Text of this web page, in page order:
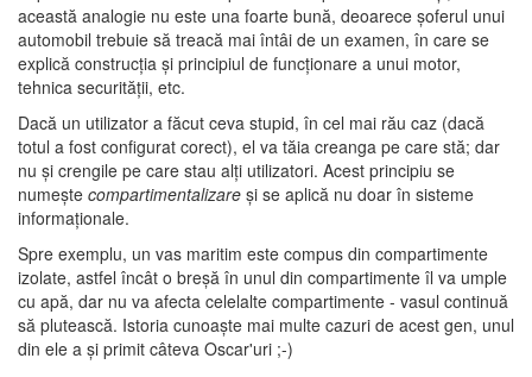
această analogie nu este una foarte bună, deoarece şoferul unui
automobil trebuie să treacă mai întâi de un examen, în care se
explică construcţia şi principiul de funcţionare a unui motor,
tehnica securităţii, etc.
Dacă un utilizator a făcut ceva stupid, în cel mai rău caz (dacă
totul a fost configurat corect), el va tăia creanga pe care stă; dar
nu şi crengile pe care stau alţi utilizatori. Acest principiu se
numeşte compartimentalizare şi se aplică nu doar în sisteme
informaţionale.
Spre exemplu, un vas maritim este compus din compartimente
izolate, astfel încât o breşă în unul din compartimente îl va umple
cu apă, dar nu va afecta celelalte compartimente - vasul continuă
să plutească. Istoria cunoaşte mai multe cazuri de acest gen, unul
din ele a şi primit câteva Oscar'uri ;-)